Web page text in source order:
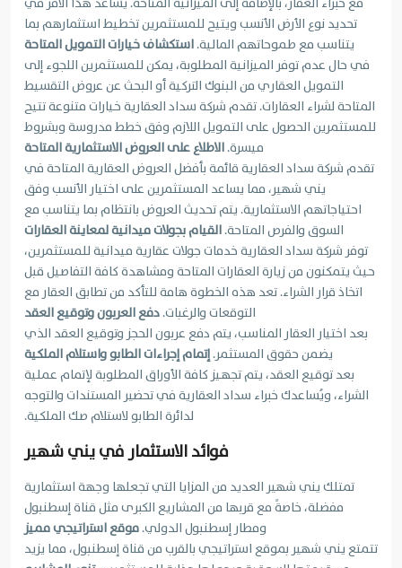
تحديد نوع الأرض الأنسب ويتيح للمستثمرين تخطيط استثمارهم بما
يتناسب مع طموحاتهم المالية.استكشاف خيارات التمويل المتاحة
في حال عدم توفر الميزانية المطلوبة، يمكن للمستثمرين اللجوء إلى
التمويل العقاري من البنوك التركية أو البحث عن عروض التقسيط
المتاحة لشراء العقارات. تقدم شركة سداد العقارية خيارات متنوعة تتيح
للمستثمرين الحصول على التمويل اللازم وفق خطط مدروسة وبشروط
ميسرة.الاطلاع على العروض الاستثمارية المتاحة
تقدم شركة سداد العقارية قائمة بأفضل العروض العقارية المتاحة في
يني شهير، مما يساعد المستثمرين على اختيار الأنسب وفق
احتياجاتهم الاستثمارية. يتم تحديث العروض بانتظام بما يتناسب مع
السوق والفرص المتاحة.القيام بجولات ميدانية لمعاينة العقارات
توفر شركة سداد العقارية خدمات جولات عقارية ميدانية للمستثمرين،
حيث يتمكنون من زيارة العقارات المتاحة ومشاهدة كافة التفاصيل قبل
اتخاذ قرار الشراء. تعد هذه الخطوة هامة للتأكد من تطابق العقار مع
التوقعات والرغبات.دفع العربون وتوقيع العقد
بعد اختيار العقار المناسب، يتم دفع عربون الحجز وتوقيع العقد الذي
يضمن حقوق المستثمر.إتمام إجراءات الطابو واستلام الملكية
بعد توقيع العقد، يتم تجهيز كافة الأوراق المطلوبة لإتمام عملية
الشراء، ويُساعدك خبراء سداد العقارية في تحضير المستندات والتوجه
لدائرة الطابو لاستلام صك الملكية.
فوائد الاستثمار في يني شهير
تمتلك يني شهير العديد من المزايا التي تجعلها وجهة استثمارية
مفضلة، خاصةً مع قربها من المشاريع الكبرى مثل قناة إسطنبول
ومطار إسطنبول الدولي.موقع استراتيجي مميز
تتمتع يني شهير بموقع استراتيجي بالقرب من قناة إسطنبول، مما يزيد